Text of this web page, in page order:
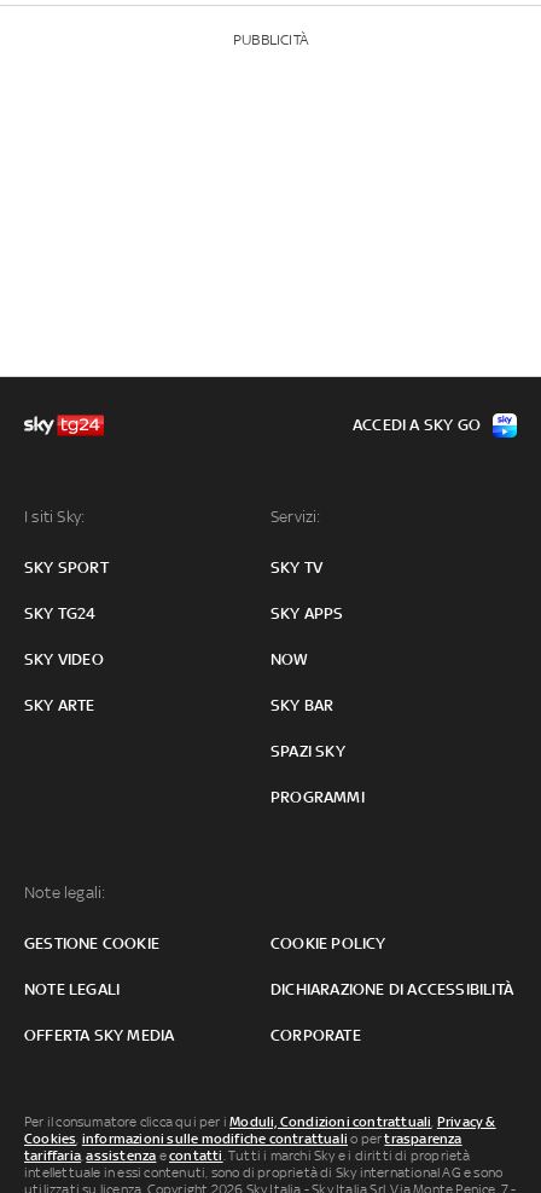
PUBBLICITÀ
I siti Sky:
SKY SPORT
SKY TG24
SKY VIDEO
SKY ARTE
Servizi:
SKY TV
SKY APPS
NOW
SKY BAR
SPAZI SKY
PROGRAMMI
Note legali:
GESTIONE COOKIE COOKIE POLICY
NOTE LEGALI DICHIARAZIONE DI ACCESSIBILITÀ
OFFERTA SKY MEDIA CORPORATE
ACCEDI A SKY GO
Per il consumatore clicca qui per iModuli, Condizioni contrattuali, Privacy &
Cookies, informazioni sulle modifiche contrattuali o pertrasparenza
tariffaria,assistenza econtatti. Tutti i marchi Sky e i diritti di proprietà
intellettuale in essi contenuti, sono di proprietà di Sky international AG e sono
utilizzati su licenza. Copyright 2026 Sky Italia - Sky Italia Srl Via Monte Penice, 7 -